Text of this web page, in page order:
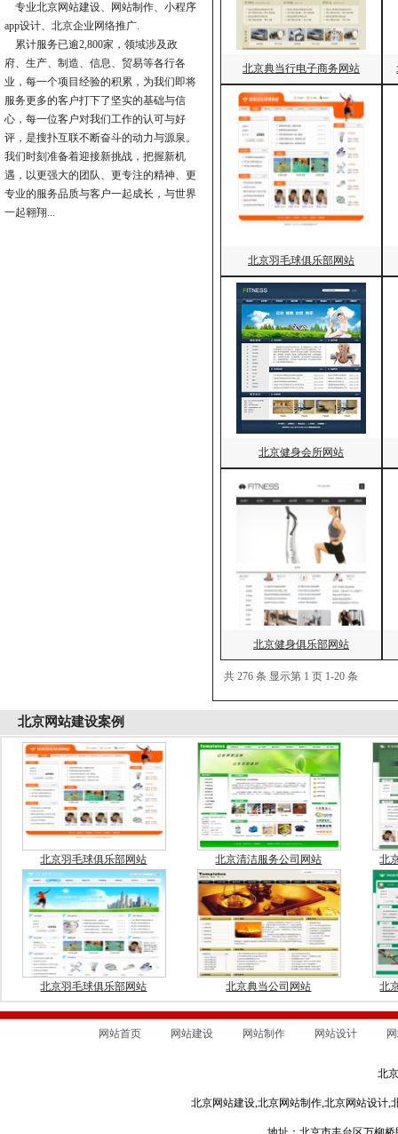
专业北京网站建设、网站制作、小程序
app设计、北京企业网络推广.
累计服务已逾2,800家，领域涉及政
府、生产、制造、信息、贸易等各行各
业，每一个项目经验的积累，为我们即将
服务更多的客户打下了坚实的基础与信
心，每一位客户对我们工作的认可与好
评，是搜扑互联不断奋斗的动力与源泉。
我们时刻准备着迎接新挑战，把握新机
遇，以更强大的团队、更专注的精神、更
专业的服务品质与客户一起成长，与世界
一起翱翔...
北京典当行电子商务网站
北京羽毛球俱乐部网站
北京健身会所网站
北京健身俱乐部网站
共 276 条 显示第 1 页 1-20 条
北京网站建设案例
北京羽毛球俱乐部网站 北京清洁服务公司网站 北
北京羽毛球俱乐部网站 北京典当公司网站 北
网站首页 网站建设 网站制作 网站设计
北
北京网站建设,北京网站制作,北京网站设计,